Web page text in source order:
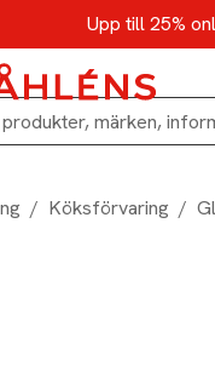
Upp till 25%
/ Köksförvaring /